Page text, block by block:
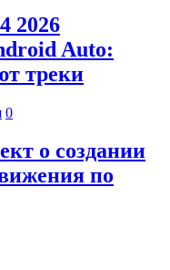
2026
Auto:
треки
0
о создании
по